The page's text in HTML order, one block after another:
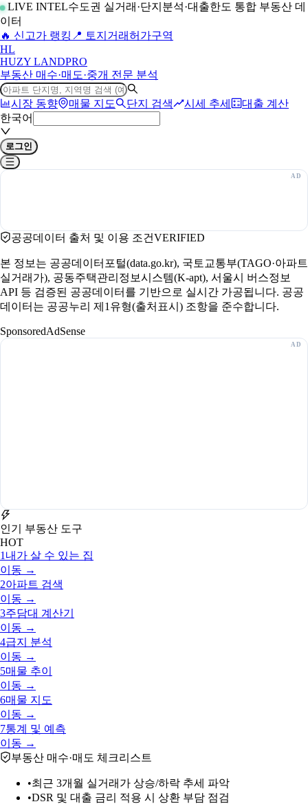
LIVE INTEL수도권 실거래·단지분석·대출한도 통합 부동산 데
이터
🔥 신고가 랭킹 📍 토지거래허가구역
HL
HUZY LANDPRO
부동산 매수·매도·중개 전문 분석
시장 동향 매물 지도 단지 검색 시세 추세
대출 계산
한국어
로그인
공공데이터 출처 및 이용 조건VERIFIED
본 정보는 공공데이터포털(data.go.kr), 국토교통부(TAGO·아파트
실거래가), 공동주택관리정보시스템(K-apt), 서울시 버스정보
API 등 검증된 공공데이터를 기반으로 실시간 가공됩니다. 공공
데이터는 공공누리 제1유형(출처표시) 조항을 준수합니다.
SponsoredAdSense
인기 부동산 도구
HOT
1 내가 살 수 있는 집
이동 →
2아파트 검색
이동 →
3주담대 계산기
이동 →
4급지 분석
이동 →
5매물 추이
이동 →
6매물 지도
이동 →
7통계 및 예측
이동 →
부동산 매수·매도 체크리스트
•최근 3개월 실거래가 상승/하락 추세 파악
•DSR 및 대출 금리 적용 시 상환 부담 점검